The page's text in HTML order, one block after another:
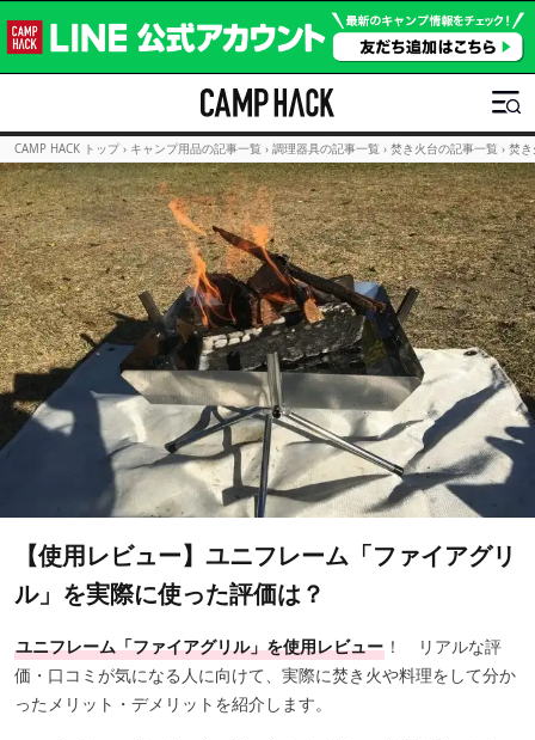
CAMP HACK トップ › キャンプ用品の記事一覧 › 調理器具の記事一覧 › 焚き火台の記事一覧 › 焚
【使用レビュー】ユニフレーム「ファイアグリ
ル」を実際に使った評価は？
ユニフレーム「ファイアグリル」を使用レビュー ！ リアルな評
価・口コミが気になる人に向けて、実際に焚き火や料理をして分か
ったメリット・デメリットを紹介します。